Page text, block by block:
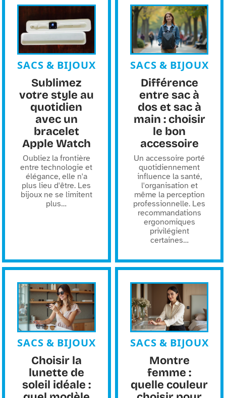
SACS & BIJOUX
Sublimez
votre style au
quotidien
avec un
bracelet
Apple Watch
Oubliez la frontière
entre technologie et
élégance, elle n'a
plus lieu d'être. Les
bijoux ne se limitent
plus…
SACS & BIJOUX
Différence
entre sac à
dos et sac à
main : choisir
le bon
accessoire
Un accessoire porté
quotidiennement
influence la santé,
l'organisation et
même la perception
professionnelle. Les
recommandations
ergonomiques
privilégient
certaines…
SACS & BIJOUX
Choisir la
lunette de
soleil idéale :
SACS & BIJOUX
Montre
femme :
quelle couleur